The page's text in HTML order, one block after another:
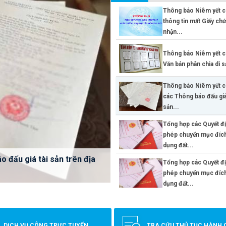
chứng nhận quyền sử
di sản thừa kế (Cập
đấu giá tài sản trên địa
đích sử dụng đất ngày
đích sử dụng đất ngày
Thông báo Niêm yết
thông tin mất Giấy
nhận...
Thông báo Niêm yết
Văn bản phân chia di
Thông báo Niêm yết
các Thông báo đấu
sản...
Tổng hợp các Quyết
phép chuyển mục
dụng đất...
Tổng hợp các Quyết
phép chuyển mục
dụng đất...